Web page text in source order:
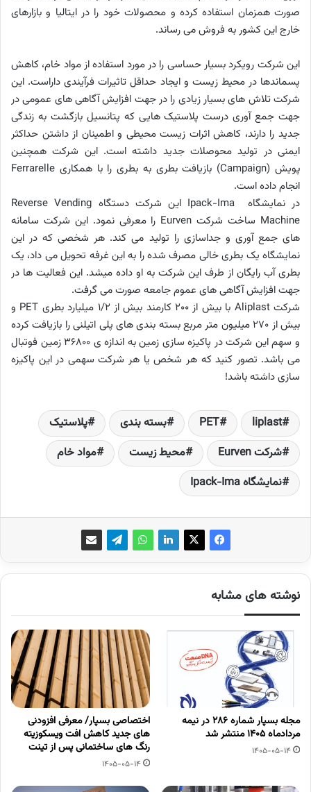
صورت همزمان استفاده کرده و محصولات خود را در ایتالیا و بازارهای
خارج این کشور به فروش می رساند.
این شرکت رویکرد بسیار حساسی را در مورد استفاده از مواد خام، کاهش
پسماندها در محیط زیست و ایجاد حداقل تاثیرات فرآیندی داراست. این
شرکت تلاش های بسیار زیادی را در جهت افزایش آگاهی های عمومی در
جهت جمع آوری درست پلاستیک هایی که پتانسیل بازگشت به زندگی
جدید را دارند، کاهش اثرات زیست محیطی و اطمینان از داشتن حداکثر
ایمنی در تولید محوصلات جدید داشته است. این شرکت همچنین
پویش (Campaign) بازیافت بطری به بطری را با همکاری Ferrarelle
انجام داده است.
در نمایشگاه Ipack-Ima این شرکت دستگاه Reverse Vending
Machine ساخت شرکت Eurven را معرفی نمود. این شرکت سامانه
های جمع آوری و جداسازی را تولید می کند. هر شخصی که در این
نمایشگاه یک بطری خالی مصرف شده را به این غرفه تحویل می داد، یک
بطری آب رایگان از طرف این شرکت به او داده میشد. این فعالیت ها در
جهت افزایش آگاهی های عموم جامعه صورت می گرفت.
شرکت Aliplast با بیش از 200 کارمند بیش از 1/2 میلیارد بطری PET و
بیش از 270 میلیون متر مربع بسته بندی های پلی اتیلنی را بازیافت کرده
و سهم این شرکت در پاکیزه سازی زمین به اندازه ی 36800 زمین فوتبال
می باشد. تصور کنید که هر شخص یا هر شرکت سهمی در این پاکیزه
سازی داشته باشد!
liplast
PET بسته بندی
پلاستیک
شرکت Eurven
محیط زیست
مواد خام
نمایشگاه Ipack-Ima
نوشته های مشابه
مجله بسپار شماره 286 در نیمه
مردادماه 1405 منتشر شد
1405-05-14
اختصاصی بسپار/ معرفی افزودنی
های جدید کاهش افت ویسکوزیته
رنگ های ساختمانی پس از تینت
1405-05-14